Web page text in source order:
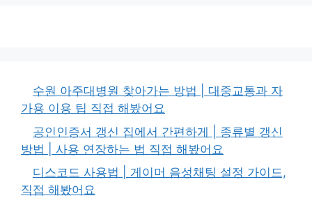
수원 아주대병원 찾아가는 방법 | 대중교통과 자
가용 이용 팁 직접 해봤어요
공인인증서 갱신 집에서 간편하게 | 종류별 갱신
방법 | 사용 연장하는 법 직접 해봤어요
디스코드 사용법 | 게이머 음성채팅 설정 가이드,
직접 해봤어요